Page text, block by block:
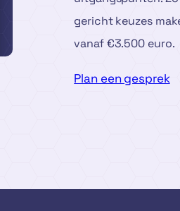
gericht keuzes
vanaf €3.500 euro.
Plan een gesprek